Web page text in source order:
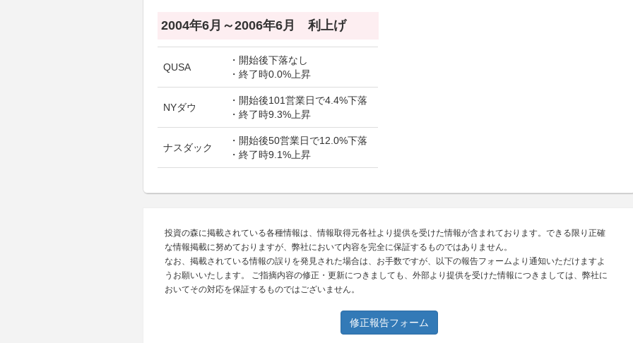
2004年6月～2006年6月 利上げ
QUSA
・開始後下落なし
・終了時0.0%上昇
NYダウ
・開始後101営業日で4.4%下落
・終了時9.3%上昇
ナスダック
・開始後50営業日で12.0%下落
・終了時9.1%上昇
投資の森に掲載されている各種情報は、情報取得元各社より提供を受けた情報が含まれております。できる限り正確
な情報掲載に努めておりますが、弊社において内容を完全に保証するものではありません。
なお、掲載されている情報の誤りを発見された場合は、お手数ですが、以下の報告フォームより通知いただけますよ
うお願いいたします。 ご指摘内容の修正・更新につきましても、外部より提供を受けた情報につきましては、弊社に
おいてその対応を保証するものではございません。
修正報告フォーム